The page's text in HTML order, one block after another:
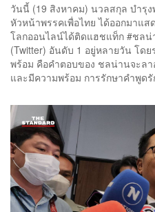
วันนี้ (19 สิงหาคม) นวลสกุล บำรุ
หัวหน้าพรรคเพื่อไทย ได้ออกมาแ
โลกออนไลน์ได้ติดแฮชแท็ก #ชลน่
(Twitter) อันดับ 1 อยู่หลายวัน โด
พร้อม คือคำตอบของ ชลน่านจะลา
และมีความพร้อม การรักษาคำพูด